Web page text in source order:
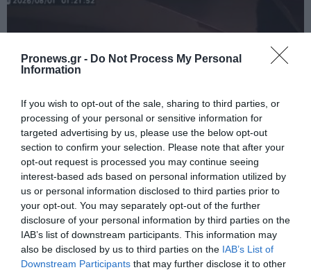
Pronews.gr - Do Not Process My Personal
Information
If you wish to opt-out of the sale, sharing to third parties, or
processing of your personal or sensitive information for
targeted advertising by us, please use the below opt-out
section to confirm your selection. Please note that after your
opt-out request is processed you may continue seeing
interest-based ads based on personal information utilized by
us or personal information disclosed to third parties prior to
your opt-out. You may separately opt-out of the further
disclosure of your personal information by third parties on the
IAB’s list of downstream participants. This information may
also be disclosed by us to third parties on the IAB’s List of
Downstream Participants that may further disclose it to other
PRONEWS.GR /ΕΣΩΤΕΡΙΚΗ ΑΣΦΑΛΕΙΑ
Συγκλονιστικά πλάνα: Η στιγμή που
άρχισε η πύρινη «κόλαση» στο Πόρτο
Γερμενό και δεν άφησε τίποτα – Δείτε
βίντεο